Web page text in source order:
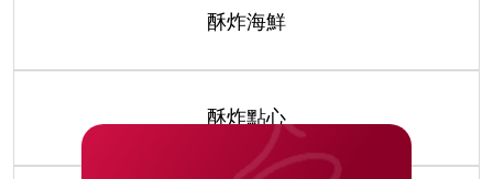
酥炸海鮮
酥炸點心